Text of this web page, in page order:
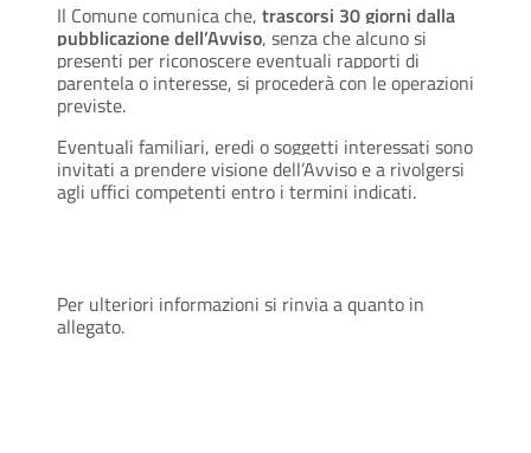
Il Comune comunica che, trascorsi 30 giorni dalla
pubblicazione dell’Avviso, senza che alcuno si
presenti per riconoscere eventuali rapporti di
parentela o interesse, si procederà con le operazioni
previste.
Eventuali familiari, eredi o soggetti interessati sono
invitati a prendere visione dell’Avviso e a rivolgersi
agli uffici competenti entro i termini indicati.
Per ulteriori informazioni si rinvia a quanto in
allegato.